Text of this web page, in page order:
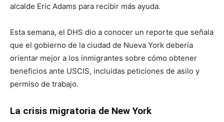
alcalde Eric Adams para recibir más ayuda.
Esta semana, el DHS dio a conocer un reporte que señala
que el gobierno de la ciudad de Nueva York debería
orientar mejor a los inmigrantes sobre cómo obtener
beneficios ante USCIS, incluidas peticiones de asilo y
permiso de trabajo.
La crisis migratoria de New York